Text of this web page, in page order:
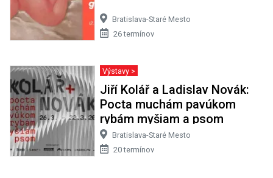
Bratislava-Staré Mesto
26 termínov
Výstavy >
Jiří Kolář a Ladislav Novák:
Pocta muchám pavúkom
rybám myšiam a psom
Bratislava-Staré Mesto
20 termínov